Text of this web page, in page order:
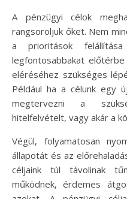
A pénzügyi célok
rangsoroljuk őket. Nem
a prioritások
legfontosabbakat előtérbe
eléréséhez szükséges
Például ha a célunk egy
megtervezni a
hitelfelvételt, vagy akár a
Végül, folyamatosan
állapotát és az
céljaink túl távolinak
működnek, érdemes